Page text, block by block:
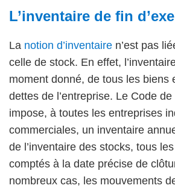
L’inventaire de fin
La notion d’inventaire n’est pas
celle de stock. En effet,
moment donné, de tous les biens
dettes de l’entreprise. Le Code
impose, à toutes les entreprises
commerciales, un inventaire
de l’inventaire des stocks, tous
comptés à la date précise de
nombreux cas, les mouvements